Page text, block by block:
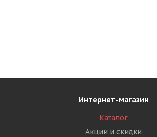
Интернет-магазин
Каталог
Акции и скидки